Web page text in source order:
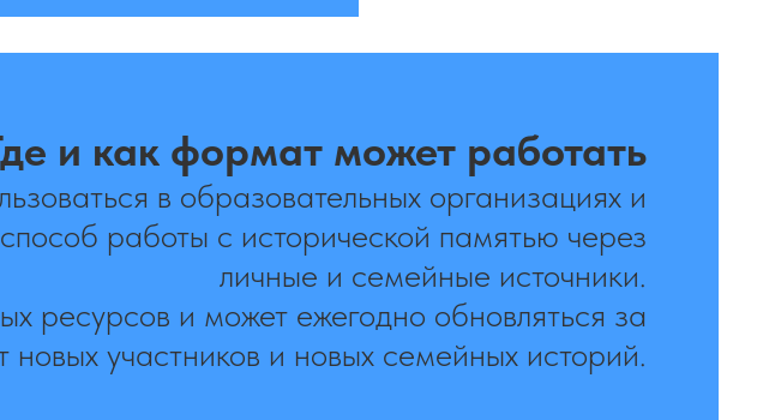
и как формат может работать
в образовательных организациях и
работы с исторической памятью через
личные и семейные источники.
ресурсов и может ежегодно обновляться за
новых участников и новых семейных историй.